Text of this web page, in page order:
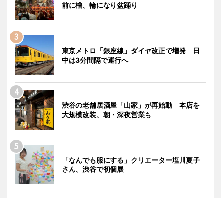
前に櫓、輪になり盆踊り
東京メトロ「銀座線」ダイヤ改正で増発 日
中は3分間隔で運行へ
渋谷の老舗居酒屋「山家」が再始動 本店を
大規模改装、朝・深夜営業も
「なんでも服にする」クリエーター塩川夏子
さん、渋谷で初個展